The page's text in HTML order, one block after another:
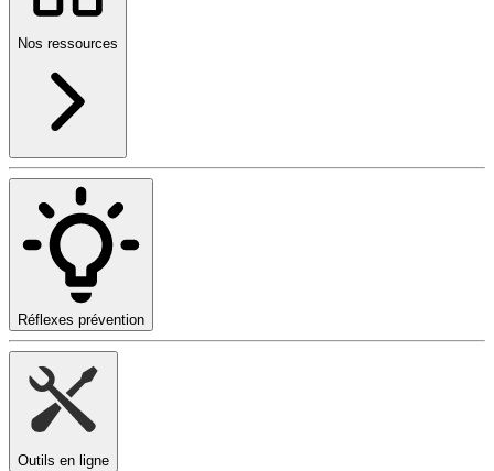
Nos ressources
Réflexes prévention
Outils en ligne